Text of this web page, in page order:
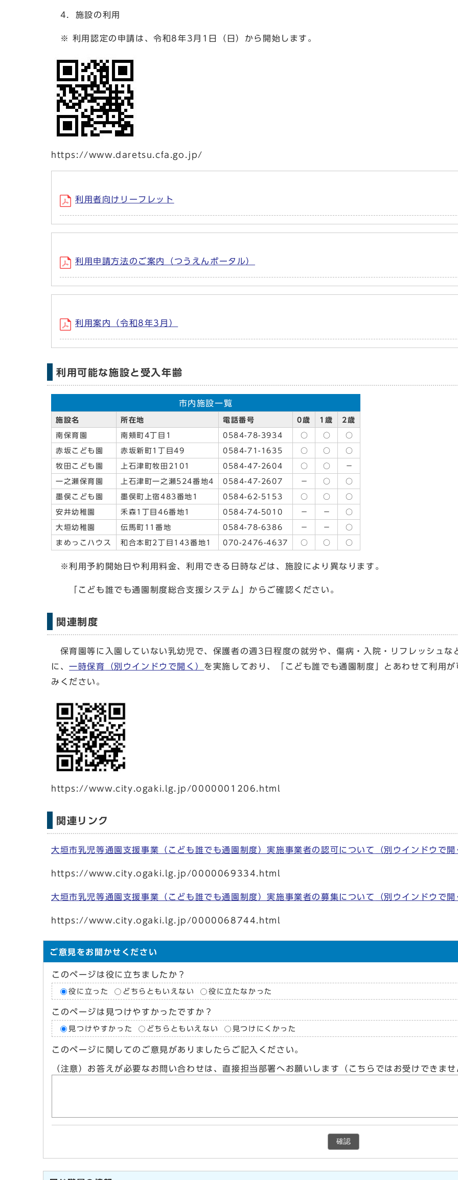
4．施設の利用
※ 利用認定の申請は、令和8年3月1日（日）から開始します。
https://www.daretsu.cfa.go.jp/
利用者向けリーフレット
利用申請方法のご案内（つうえんポータル）
利用案内（令和8年3月）
利用可能な施設と受入年齢
市内施設一覧
施設名 所在地 電話番号 0歳 1歳 2歳
南保育園 南頬町4丁目1 0584-78-3934 ○ ○ ○
赤坂こども園 赤坂新町1丁目49 0584-71-1635 ○ ○ ○
牧田こども園 上石津町牧田2101 0584-47-2604 ○ ○ −
一之瀬保育園 上石津町一之瀬524番地4 0584-47-2607 − ○ ○
墨俣こども園 墨俣町上宿483番地1 0584-62-5153 ○ ○ ○
安井幼稚園 禾森1丁目46番地1 0584-74-5010 − − ○
大垣幼稚園 伝馬町11番地 0584-78-6386 − − ○
まめっこハウス 和合本町2丁目143番地1 070-2476-4637 ○ ○ ○
※利用予約開始日や利用料金、利用できる日時などは、施設により異なります。
「こども誰でも通園制度総合支援システム」からご確認ください。
関連制度
保育園等に入園していない乳幼児で、保護者の週3日程度の就労や、傷病・入院・リフレッシュな
に、一時保育 （別ウインドウで開く） を実施しており、「こども誰でも通園制度」とあわせて利用
みください。
https://www.city.ogaki.lg.jp/0000001206.html
関連リンク
大垣市乳児等通園支援事業（こども誰でも通園制度）実施事業者の認可について （別ウインドウで
https://www.city.ogaki.lg.jp/0000069334.html
大垣市乳児等通園支援事業（こども誰でも通園制度）実施事業者の募集について （別ウインドウで
https://www.city.ogaki.lg.jp/0000068744.html
ご意見をお聞かせください
このページは役に立ちましたか？
役に立った どちらともいえない 役に立たなかった
このページは見つけやすかったですか？
見つけやすかった どちらともいえない 見つけにくかった
このページに関してのご意見がありましたらご記入ください。
（注意）お答えが必要なお問い合わせは、直接担当部署へお願いします（こちらではお受けできま
確認